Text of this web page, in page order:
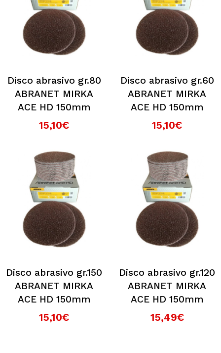
Disco abrasivo gr.80
ABRANET MIRKA
ACE HD 150mm
15,10€
Disco abrasivo gr.60
ABRANET MIRKA
ACE HD 150mm
15,10€
Disco abrasivo gr.150
ABRANET MIRKA
ACE HD 150mm
15,10€
Disco abrasivo gr.120
ABRANET MIRKA
ACE HD 150mm
15,49€